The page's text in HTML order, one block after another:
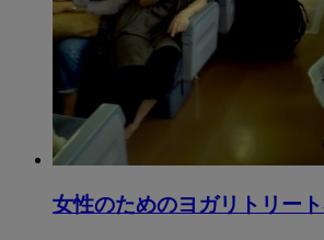
女性のためのヨガリトリー